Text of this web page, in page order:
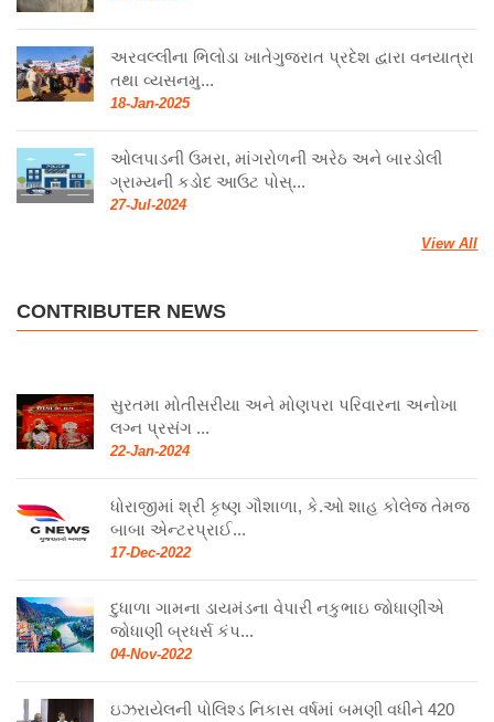
અરવલ્લીના ભિલોડા ખાતેગુજરાત પ્રદેશ દ્વારા વનયાત્રા
તથા વ્યસનમુ...
18-Jan-2025
ઓલપાડની ઉમરા, માંગરોળની અરેઠ અને બારડોલી
ગ્રામ્યની કડોદ આઉટ પોસ્...
27-Jul-2024
View All
CONTRIBUTER NEWS
સુરતમા મોતીસરીયા અને મોણપરા પરિવારના અનોખા
લગ્ન પ્રસંગ ...
22-Jan-2024
ધોરાજીમાં શ્રી કૃષ્ણ ગૌશાળા, કે.ઓ શાહ કોલેજ તેમજ
બાબા એન્ટરપ્રાઈ...
17-Dec-2022
દુધાળા ગામના ડાયમંડના વેપારી નકુભાઇ જોધાણીએ
જોધાણી બ્રધર્સ કંપ...
04-Nov-2022
ઇઝરાયેલની પોલિશ્ડ નિકાસ વર્ષમાં બમણી વધીને 420